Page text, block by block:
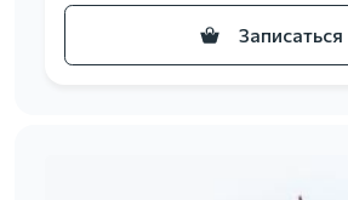
Записаться